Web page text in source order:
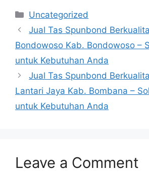
Categories
Uncategorized
Jual Tas Spunbond
Bondowoso Kab. Bondowoso –
untuk Kebutuhan Anda
Jual Tas Spunbond
Lantari Jaya Kab. Bombana –
untuk Kebutuhan Anda
Leave a Comment